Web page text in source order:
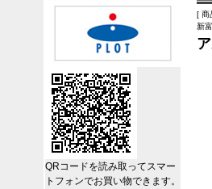
[ 商
新
QRコードを読み取ってスマー
トフォンでお買い物できます。